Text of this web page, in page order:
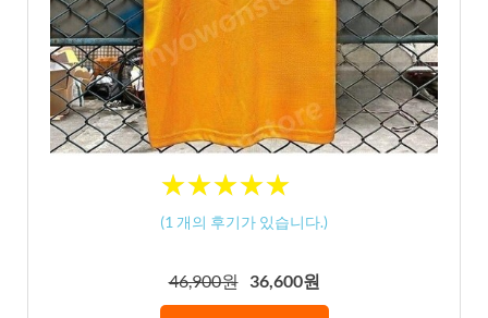
★★★★★
★★★★★
(1 개의 후기가 있습니다.)
46,900원 36,600원